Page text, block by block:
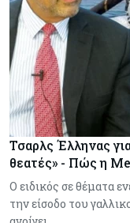
Τσαρλς Έλληνας
θεατές» - Πώς η
Ο ειδικός σε θέματα
την είσοδο του